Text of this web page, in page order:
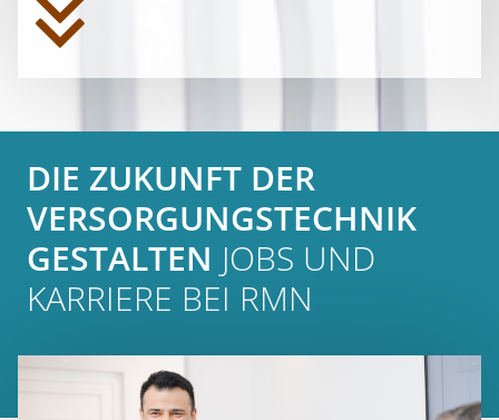
DIE ZUKUNFT DER
VERSORGUNGSTECHNIK
GESTALTEN JOBS UND
KARRIERE BEI RMN